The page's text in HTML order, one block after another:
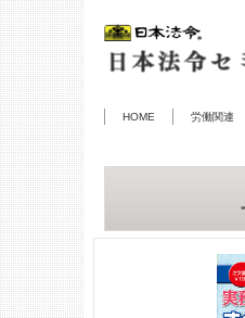
HOME 労働関連